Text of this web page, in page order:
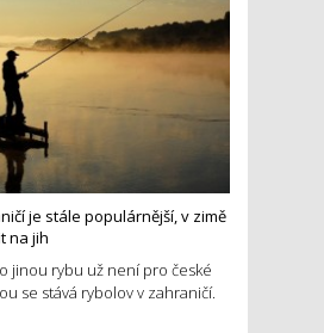
je stále populárnější, v zimě
na jih
jinou rybu už není pro české
se stává rybolov v zahraničí.